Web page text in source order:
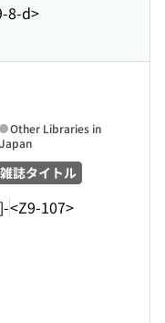
8-d>
雑誌タイトル
<Z9-107>
Other Libraries in
Japan